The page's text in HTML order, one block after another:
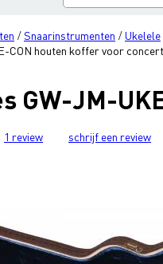
/Snaarinstrumenten /Ukelele
CON houten koffer voor
GW-JM-
1 review schrijf een review